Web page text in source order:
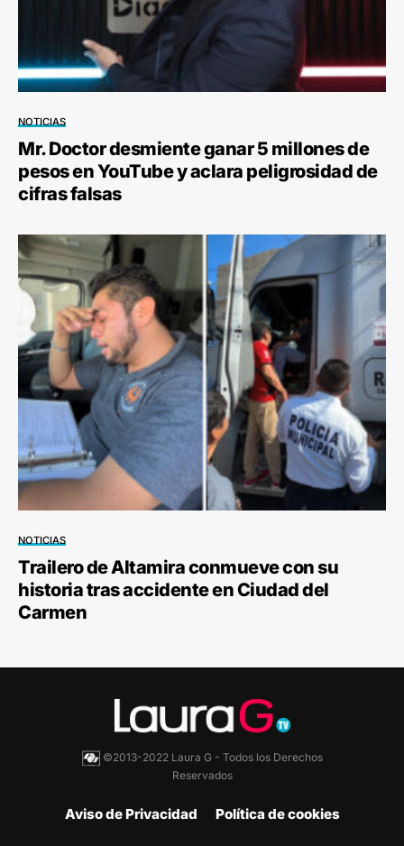
NOTICIAS
Mr. Doctor desmiente ganar 5 millones de
pesos en YouTube y aclara peligrosidad de
cifras falsas
NOTICIAS
Trailero de Altamira conmueve con su
historia tras accidente en Ciudad del
Carmen
©2013-2022 Laura G - Todos los Derechos
Reservados
Aviso de Privacidad Política de cookies